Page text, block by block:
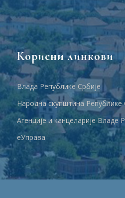
Корисни линкови
Влада Републике Србије
Народна скупштина Републике
Агенције и канцеларије Владе
еУправа